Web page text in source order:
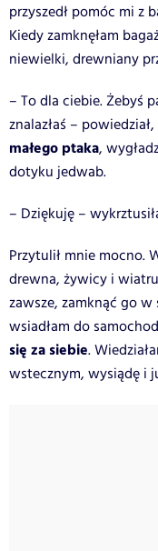
przyszedł pomóc mi z
Kiedy zamknęłam
niewielki, drewniany
– To dla ciebie. Żebyś
znalazłaś –
małego ptaka,
dotyku jedwab.
– Dziękuję –
Przytulił mnie mocno.
drewna, żywicy i
zawsze, zamknąć go
wsiadłam do
się za siebie.
wstecznym, wysiądę i